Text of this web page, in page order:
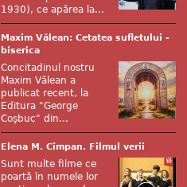
1930), ce apărea la...
Maxim Vălean: Cetatea sufletului -
biserica
Concitadinul nostru
Maxim Vălean a
publicat recent, la
Editura "George
Coşbuc" din...
Elena M. Cîmpan. Filmul verii
Sunt multe filme ce
poartă în numele lor